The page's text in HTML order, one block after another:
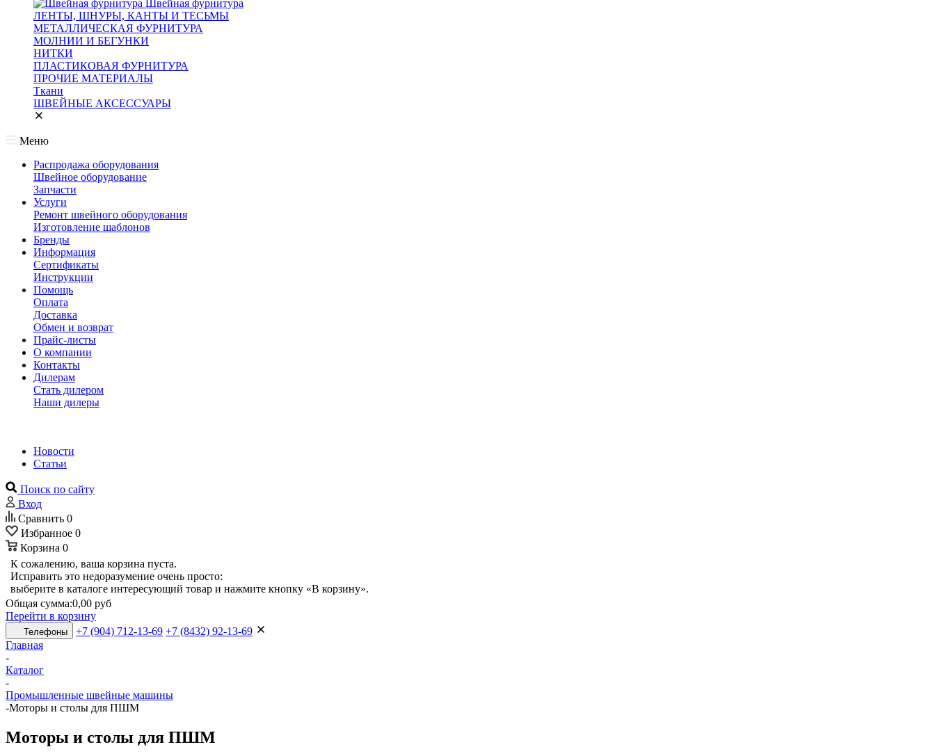
Швейная фурнитура
ЛЕНТЫ, ШНУРЫ, КАНТЫ И ТЕСЬМЫ
МЕТАЛЛИЧЕСКАЯ ФУРНИТУРА
МОЛНИИ И БЕГУНКИ
НИТКИ
ПЛАСТИКОВАЯ ФУРНИТУРА
ПРОЧИЕ МАТЕРИАЛЫ
Ткани
ШВЕЙНЫЕ АКСЕССУАРЫ
Меню
Распродажа оборудования
Швейное оборудование
Запчасти
Услуги
Ремонт швейного оборудования
Изготовление шаблонов
Бренды
Информация
Сертификаты
Инструкции
Помощь
Оплата
Доставка
Обмен и возврат
Прайс-листы
О компании
Контакты
Дилерам
Стать дилером
Наши дилеры
Новости
Статьи
Поиск по сайту
Вход
Сравнить 0
Избранное 0
Корзина 0
К сожалению, ваша корзина пуста.
Исправить это недоразумение очень просто:
выберите в каталоге интересующий товар и нажмите кнопку «В корзину».
Общая сумма:0,00 руб
Перейти в корзину
Телефоны +7 (904) 712-13-69 +7 (8432) 92-13-69
Главная
-
Каталог
-
Промышленные швейные машины
-Моторы и столы для ПШМ
Моторы и столы для ПШМ